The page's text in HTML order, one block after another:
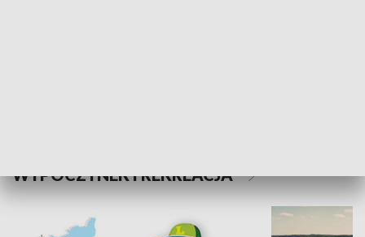
WYPOCZYNEK I REKREACJA